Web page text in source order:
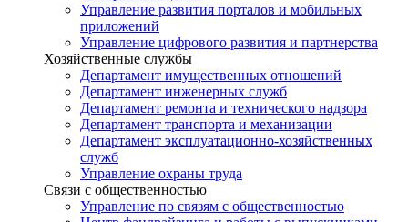
Управление развития порталов и мобильных
приложений
Управление цифрового развития и партнерства
Хозяйственные службы
Департамент имущественных отношений
Департамент инженерных служб
Департамент ремонта и технического надзора
Департамент транспорта и механизации
Департамент эксплуатационно-хозяйственных
служб
Управление охраны труда
Связи с общественностью
Управление по связям с общественностью